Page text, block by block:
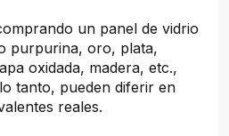
un panel de vidrio
purpurina, oro, plata,
oxidada, madera, etc.,
tanto, pueden diferir en
reales.